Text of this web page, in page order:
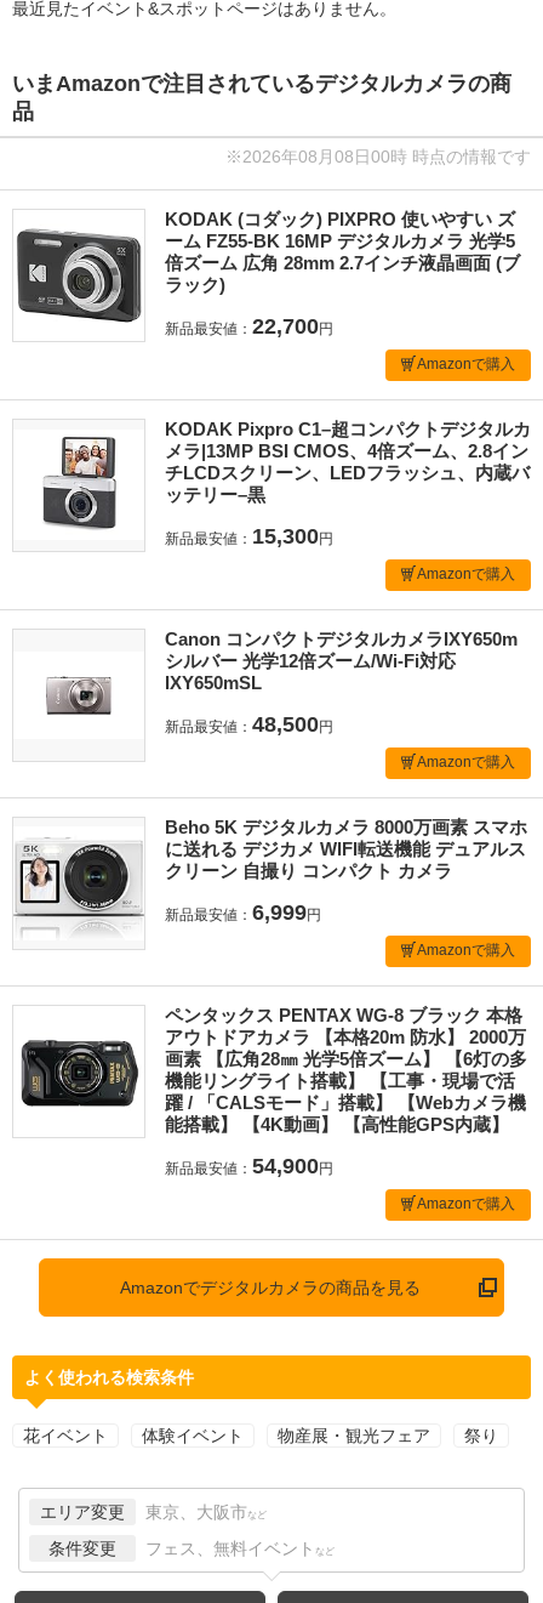
最近見たイベント&スポットページはありません。
いまAmazonで注目されているデジタルカメラの商
品
※2026年08月08日00時 時点の情報です
KODAK (コダック) PIXPRO 使いやすい ズ
ーム FZ55-BK 16MP デジタルカメラ 光学5
倍ズーム 広角 28mm 2.7インチ液晶画面 (ブ
ラック)
新品最安値： 22,700円
Amazonで購入
KODAK Pixpro C1–超コンパクトデジタルカ
メラ|13MP BSI CMOS、4倍ズーム、2.8イン
チLCDスクリーン、LEDフラッシュ、内蔵バ
ッテリー–黒
新品最安値： 15,300円
Amazonで購入
Canon コンパクトデジタルカメラIXY650m
シルバー 光学12倍ズーム/Wi-Fi対応
IXY650mSL
新品最安値： 48,500円
Amazonで購入
Beho 5K デジタルカメラ 8000万画素 スマホ
に送れる デジカメ WIFI転送機能 デュアルス
クリーン 自撮り コンパクト カメラ
新品最安値： 6,999円
Amazonで購入
ペンタックス PENTAX WG-8 ブラック 本格
アウトドアカメラ 【本格20m 防水】 2000万
画素 【広角28㎜ 光学5倍ズーム】 【6灯の多
機能リングライト搭載】 【工事・現場で活
躍 / 「CALSモード」搭載】 【Webカメラ機
能搭載】 【4K動画】 【高性能GPS内蔵】
新品最安値： 54,900円
Amazonで購入
Amazonでデジタルカメラの商品を見る
よく使われる検索条件
花イベント 体験イベント 物産展・観光フェア 祭り
エリア変更 東京、大阪市 など
条件変更 フェス、無料イベント など